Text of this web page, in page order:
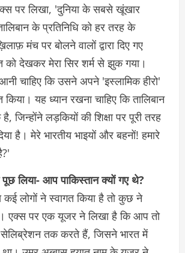
पर लिखा, 'दुनिया के सबसे खूंखार
के प्रतिनिधि को हर तरह के
मंच पर बोलने वालों द्वारा दिए गए
को देखकर मेरा सिर शर्म से झुक गया।
चाहिए कि उसने अपने 'इस्लामिक हीरो'
यह ध्यान रखना चाहिए कि तालिबान
जिन्होंने लड़कियों की शिक्षा पर पूरी तरह
है। मेरे भारतीय भाइयों और बहनों! हमारे
लिया- आप पाकिस्तान क्यों गए थे?
लोगों ने स्वागत किया है तो कुछ ने
एक्स पर एक यूजर ने लिखा है कि आप तो
सेलिब्रेशन तक करते हैं, जिसने भारत में